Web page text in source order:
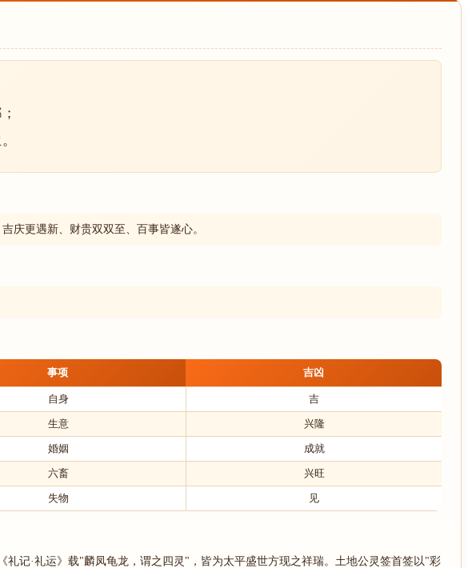
庆更遇新、财贵双双至、百事皆遂心。
事项 吉凶
自身 吉
生意 兴隆
婚姻 成就
六畜 兴旺
失物 见
记·礼运》载"麟凤龟龙，谓之四灵"，皆为太平盛世方现之祥瑞。土地公灵签首签以"彩